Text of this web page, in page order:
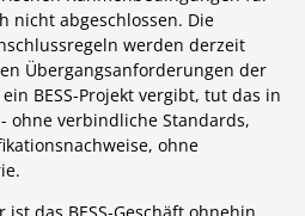
nicht abgeschlossen. Die
werden derzeit
Übergangsanforderungen der
BESS-Projekt vergibt, tut das in
ohne verbindliche Standards,
ohne